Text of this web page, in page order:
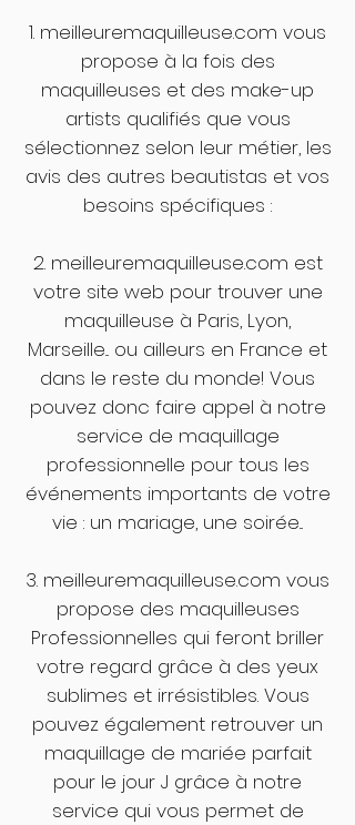
1. meilleuremaquilleuse.com vous
propose à la fois des
maquilleuses et des make-up
artists qualifiés que vous
sélectionnez selon leur métier, les
avis des autres beautistas et vos
besoins spécifiques :
2. meilleuremaquilleuse.com est
votre site web pour trouver une
maquilleuse à Paris, Lyon,
Marseille... ou ailleurs en France et
dans le reste du monde! Vous
pouvez donc faire appel à notre
service de maquillage
professionnelle pour tous les
événements importants de votre
vie : un mariage, une soirée...
3. meilleuremaquilleuse.com vous
propose des maquilleuses
Professionnelles qui feront briller
votre regard grâce à des yeux
sublimes et irrésistibles. Vous
pouvez également retrouver un
maquillage de mariée parfait
pour le jour J grâce à notre
service qui vous permet de